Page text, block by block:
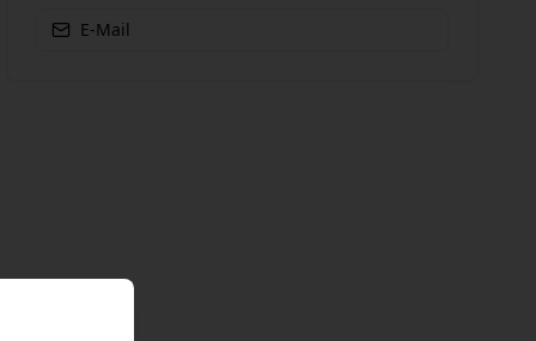
E-Mail